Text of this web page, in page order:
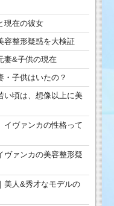
現在の彼女
容整形疑惑を大検証
妻&子供の現在
・子供はいたの？
い頃は、想像以上に美
イヴァンカの性格って
ヴァンカの美容整形疑
美人&秀才なモデルの